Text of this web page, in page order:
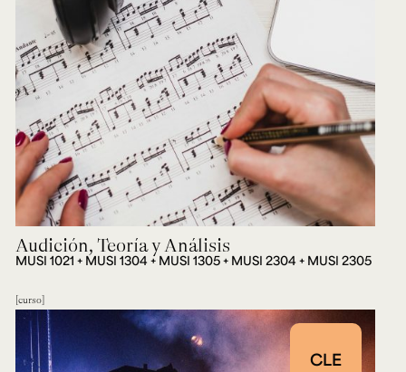
Audición, Teoría y Análisis
MUSI 1021 + MUSI 1304 + MUSI 1305 + MUSI 2304 + MUSI 2305
curso
CLE